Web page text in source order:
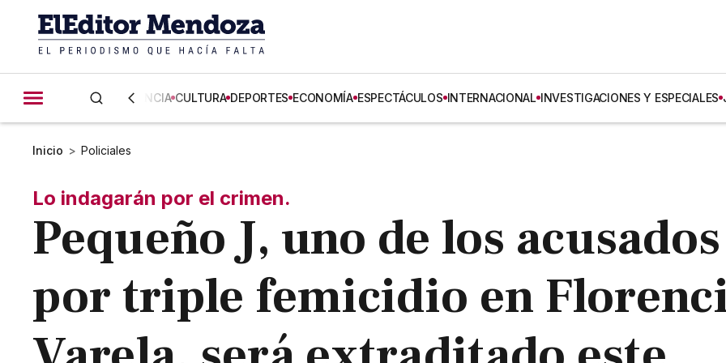
CIENCIA CULTURA DEPORTES ECONOMÍA ESPECTÁCULOS INTERNACIONAL INVESTIGACIONES Y ESPECIALES
Inicio > Policiales
Lo indagarán por el crimen.
Pequeño J, uno de los acusados
por triple femicidio en